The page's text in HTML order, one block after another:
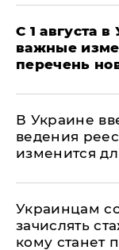
С 1 августа
важные
перечень
В Украине
ведения
изменится
Украинцам со
зачислять
кому станет